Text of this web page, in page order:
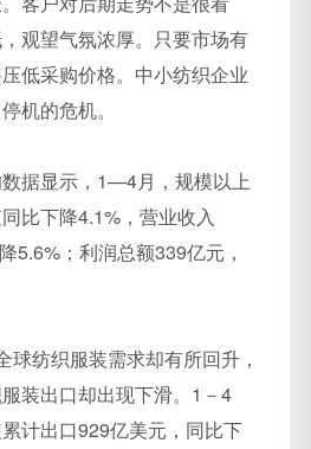
观望气氛浓厚。只要市场有
低采购价格。中小纺织企业
机的危机。
据显示，1—4月，规模以上
比下降4.1%，营业收入
5.6%；利润总额339亿元，
球纺织服装需求却有所回升，
装出口却出现下滑。1－4
计出口929亿美元，同比下